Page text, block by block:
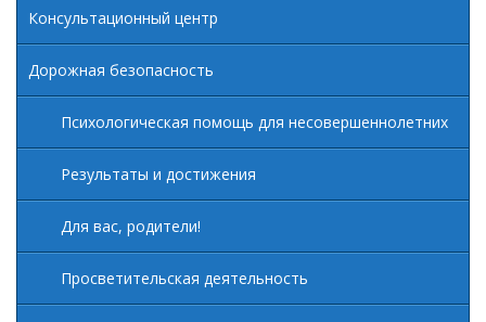
Консультационный центр
Дорожная безопасность
Психологическая помощь для несовершеннолетних
Результаты и достижения
Для вас, родители!
Просветительская деятельность